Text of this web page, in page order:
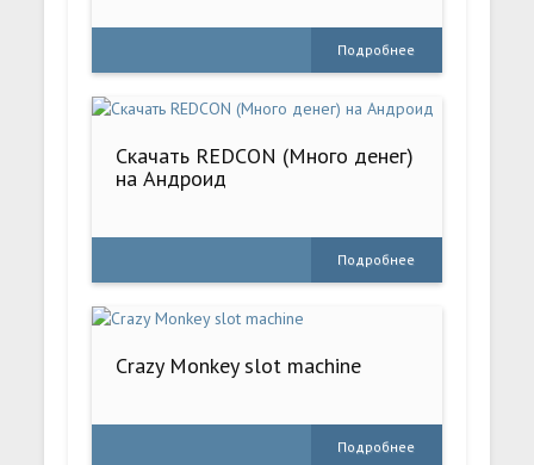
Подробнее
Скачать REDCON (Много денег)
на Андроид
Подробнее
Crazy Monkey slot machine
Подробнее